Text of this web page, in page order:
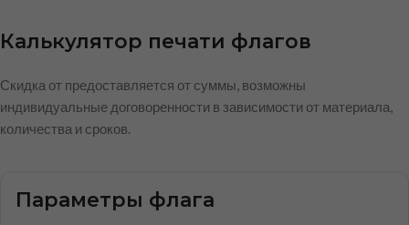
Калькулятор печати флагов
Скидка от предоставляется от суммы, возможны
индивидуальные договоренности в зависимости от материала,
количества и сроков.
Параметры флага